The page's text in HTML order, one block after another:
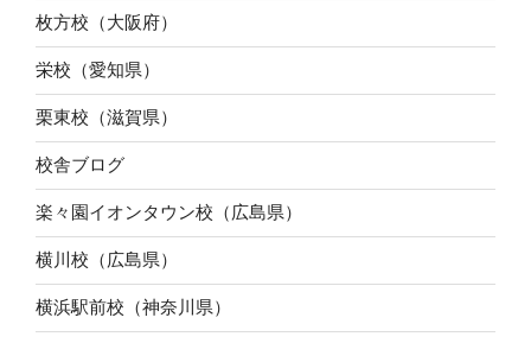
枚方校（大阪府）
栄校（愛知県）
栗東校（滋賀県）
校舎ブログ
楽々園イオンタウン校（広島県）
横川校（広島県）
横浜駅前校（神奈川県）